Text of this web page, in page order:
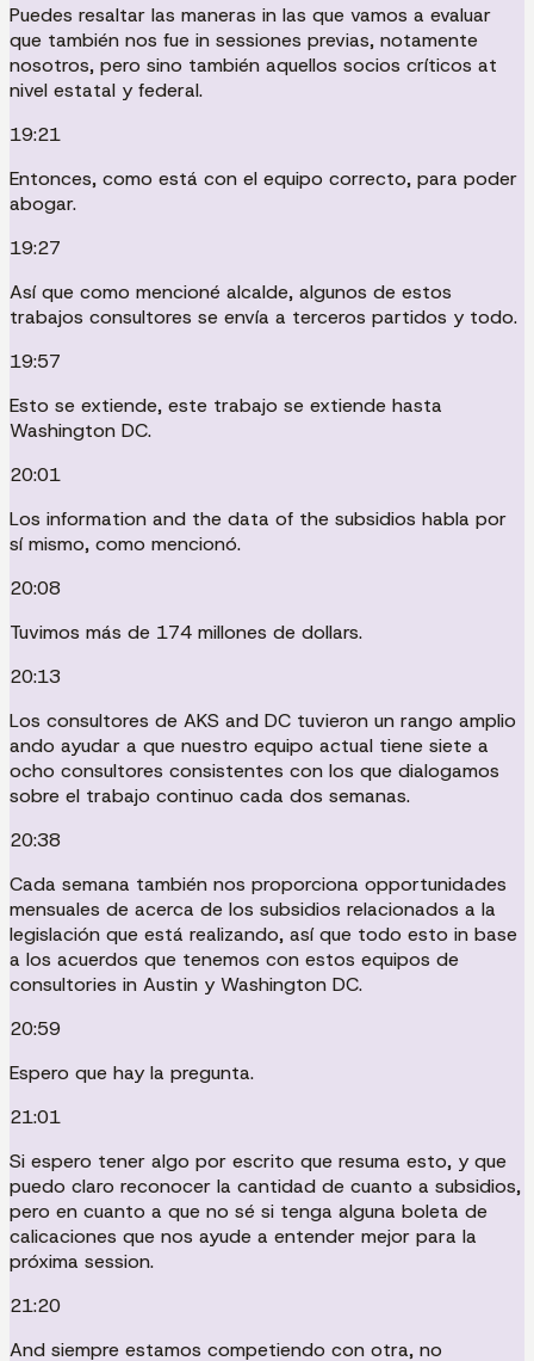
Puedes resaltar las maneras in las que vamos a evaluar
que también nos fue in sessiones previas, notamente
nosotros, pero sino también aquellos socios críticos at
nivel estatal y federal.
19:21
Entonces, como está con el equipo correcto, para poder
abogar.
19:27
Así que como mencioné alcalde, algunos de estos
trabajos consultores se envía a terceros partidos y todo.
19:57
Esto se extiende, este trabajo se extiende hasta
Washington DC.
20:01
Los information and the data of the subsidios habla por
sí mismo, como mencionó.
20:08
Tuvimos más de 174 millones de dollars.
20:13
Los consultores de AKS and DC tuvieron un rango amplio
ando ayudar a que nuestro equipo actual tiene siete a
ocho consultores consistentes con los que dialogamos
sobre el trabajo continuo cada dos semanas.
20:38
Cada semana también nos proporciona opportunidades
mensuales de acerca de los subsidios relacionados a la
legislación que está realizando, así que todo esto in base
a los acuerdos que tenemos con estos equipos de
consultories in Austin y Washington DC.
20:59
Espero que hay la pregunta.
21:01
Si espero tener algo por escrito que resuma esto, y que
puedo claro reconocer la cantidad de cuanto a subsidios,
pero en cuanto a que no sé si tenga alguna boleta de
calicaciones que nos ayude a entender mejor para la
próxima session.
21:20
And siempre estamos competiendo con otra, no